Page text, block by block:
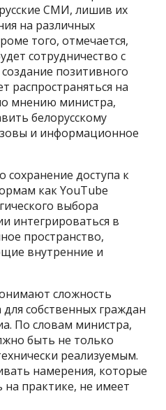
СМИ, лишив их
на различных
того, отмечается,
сотрудничество с
позитивного
распространяться на
мнению министра,
белорусскому
и информационное
сохранение доступа к
как YouTube
выбора
интегрироваться в
пространство,
внутренние и
сложность
собственных граждан
По словам министра,
быть не только
реализуемым.
намерения, которые
практике, не имеет